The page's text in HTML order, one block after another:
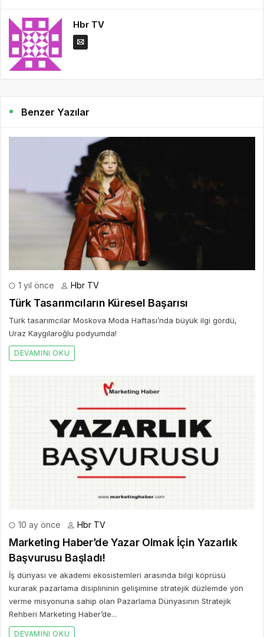
Hbr TV
Benzer Yazılar
1 yıl önce Hbr TV
Türk Tasarımcıların Küresel Başarısı
Türk tasarımcılar Moskova Moda Haftası’nda büyük ilgi gördü,
Uraz Kaygılaroğlu podyumda!
DEVAMINI OKU
10 ay önce Hbr TV
Marketing Haber’de Yazar Olmak İçin Yazarlık
Başvurusu Başladı!
İş dünyası ve akademi ekosistemleri arasında bilgi köprüsü
kurarak pazarlama disiplininin gelişimine stratejik düzlemde yön
verme misyonuna sahip olan Pazarlama Dünyasının Stratejik
Rehberi Marketing Haber’de...
DEVAMINI OKU